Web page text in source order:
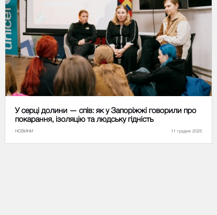
У серці долини — спів: як у Запоріжжі говорили про
покарання, ізоляцію та людську гідність
НОВИНИ 11 грудня 2025